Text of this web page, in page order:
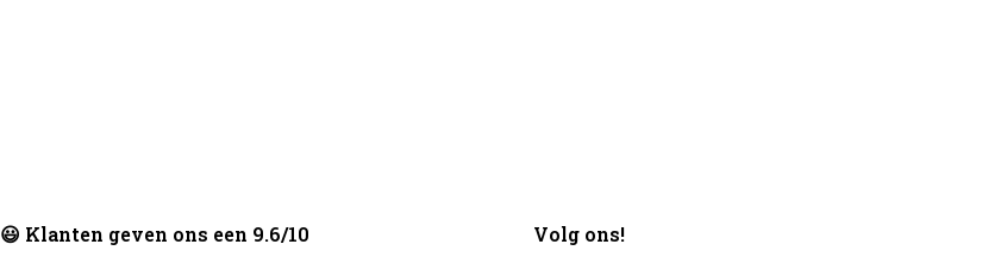
😃 Klanten geven ons een 9.6/10
Volg ons!